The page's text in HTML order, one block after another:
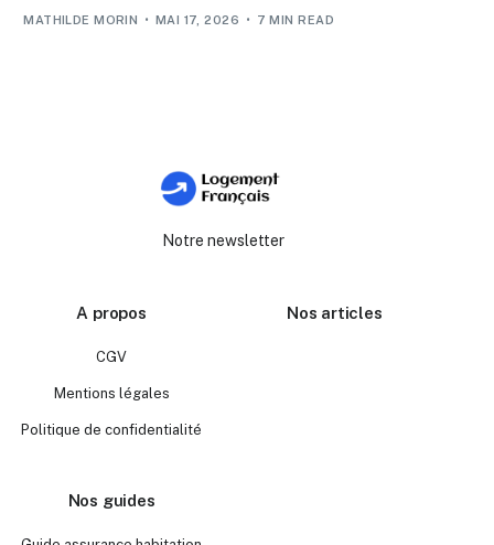
MATHILDE MORIN MAI 17, 2026 7 MIN READ
Notre newsletter
A propos
CGV
Mentions légales
Politique de confidentialité
Nos articles
Nos guides